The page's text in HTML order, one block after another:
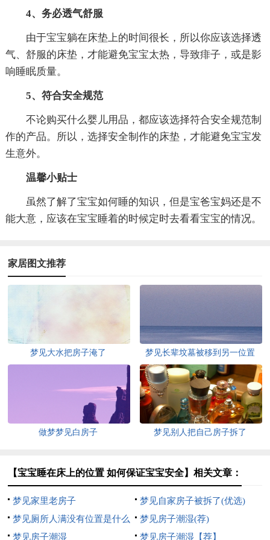
4、务必透气舒服
由于宝宝躺在床垫上的时间很长，所以你应该选择透
气、舒服的床垫，才能避免宝宝太热，导致痱子，或是影
响睡眠质量。
5、符合安全规范
不论购买什么婴儿用品，都应该选择符合安全规范制
作的产品。所以，选择安全制作的床垫，才能避免宝宝发
生意外。
温馨小贴士
虽然了解了宝宝如何睡的知识，但是宝爸宝妈还是不
能大意，应该在宝宝睡着的时候定时去看看宝宝的情况。
家居图文推荐
梦见大水把房子淹了 梦见长辈坟墓被移到另一位置
做梦梦见白房子 梦见别人把自己房子拆了
【宝宝睡在床上的位置 如何保证宝宝安全】相关文章：
梦见家里老房子
梦见自家房子被拆了(优选)
梦见厕所人满没有位置是什么
意思
梦见房子潮湿(荐)
梦见房子潮湿
梦见房子潮湿【荐】